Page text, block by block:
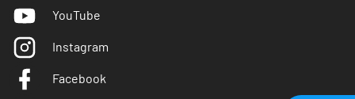
YouTube
Instagram
Facebook